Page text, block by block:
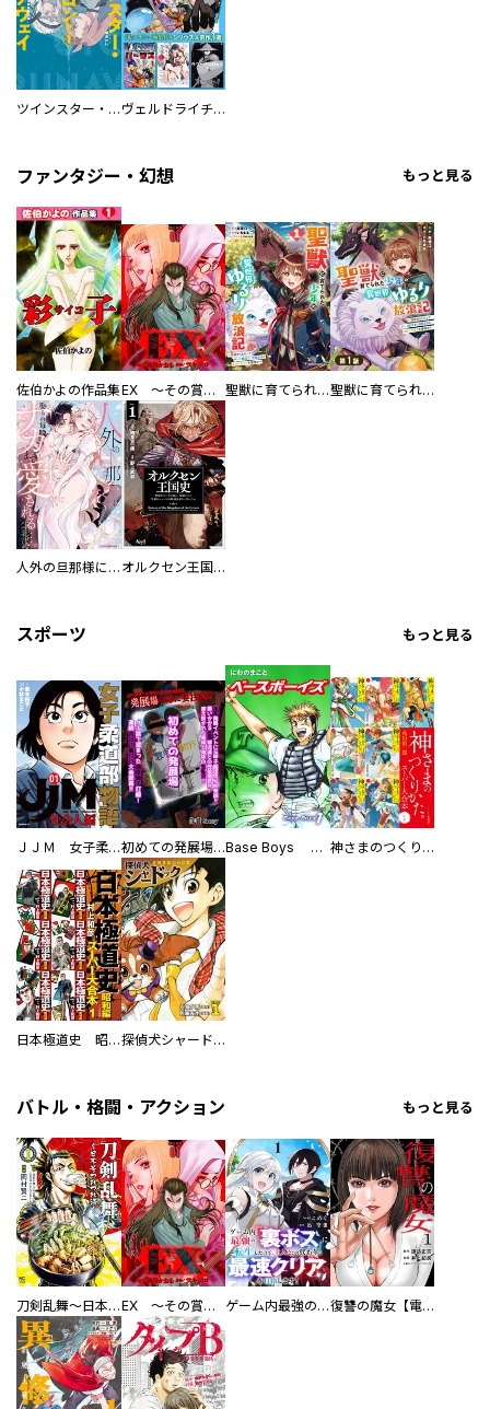
ツインスター・サイクロン・ランナウェイ ヴェルドライチオシ聖典パック 『転スラ』ミニ画集付き シリウス人気作３選
ファンタジー・幻想 もっと見る
佐伯かよの作品集 EX ～その賞金稼ぎは、世界の出口を探す～【単行本版】 聖獣に育てられた少年の異世界ゆるり放浪記～神様からもらったチート魔法で、仲間たちとスローライフを満喫中～ 聖獣に育てられた少年の異世界ゆるり放浪記～神様からもらったチート魔法で、仲間たちとスローライフを満喫中～【分冊版】
人外の旦那様に娶られ毎晩ナカまで愛される…。アンソロジー オルクセン王国史
スポーツ もっと見る
ＪＪＭ 女子柔道部物語 社会人編 初めての発展場 【白抜き修正版】 Base Boys 新装版 神さまのつくりかた。スーパー大合本
日本極道史 昭和編 スーパー大合本 探偵犬シャードック（新装版）
バトル・格闘・アクション もっと見る
刀剣乱舞～日本号つれづれ酒～ EX ～その賞金稼ぎは、世界の出口を探す～【単行本版】 ゲーム内最強の『裏ボス』に転生したので、主人公の代わりに最速クリアを目指します！【電子単行本版】 復讐の魔女【電子単行本版】